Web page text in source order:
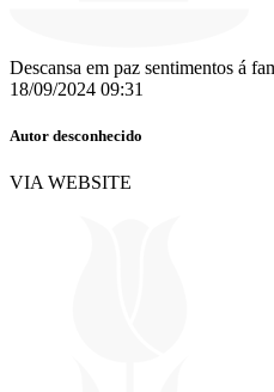
Descansa em paz sentimentos á
18/09/2024 09:31
Autor desconhecido
VIA WEBSITE